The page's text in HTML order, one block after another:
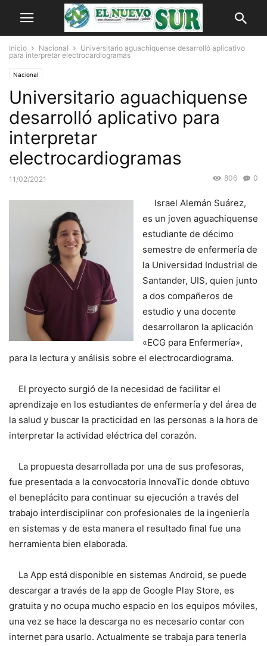
Inicio Nacional
Universitario aguachiquense desarrolló aplicativo
para interpretar electrocardiogramas
Nacional
Universitario aguachiquense
desarrolló aplicativo para
interpretar
electrocardiogramas
11/02/2021 0
806
Israel Alemán Suárez,
es un joven aguachiquense
estudiante de décimo
semestre de enfermería de
la Universidad Industrial de
Santander, UIS, quien junto
a dos compañeros de
estudio y una docente
desarrollaron la aplicación
«ECG para Enfermería»,
para la lectura y análisis sobre el electrocardiograma.
El proyecto surgió de la necesidad de facilitar el
aprendizaje en los estudiantes de enfermería y del área de
la salud y buscar la practicidad en las personas a la hora de
interpretar la actividad eléctrica del corazón.
La propuesta desarrollada por una de sus profesoras,
fue presentada a la convocatoria InnovaTic donde obtuvo
el beneplácito para continuar su ejecución a través del
trabajo interdisciplinar con profesionales de la ingeniería
en sistemas y de esta manera el resultado final fue una
herramienta bien elaborada.
La App está disponible en sistemas Android, se puede
descargar a través de la app de Google Play Store, es
gratuita y no ocupa mucho espacio en los equipos móviles,
una vez se hace la descarga no es necesario contar con
internet para usarlo. Actualmente se trabaja para tenerla